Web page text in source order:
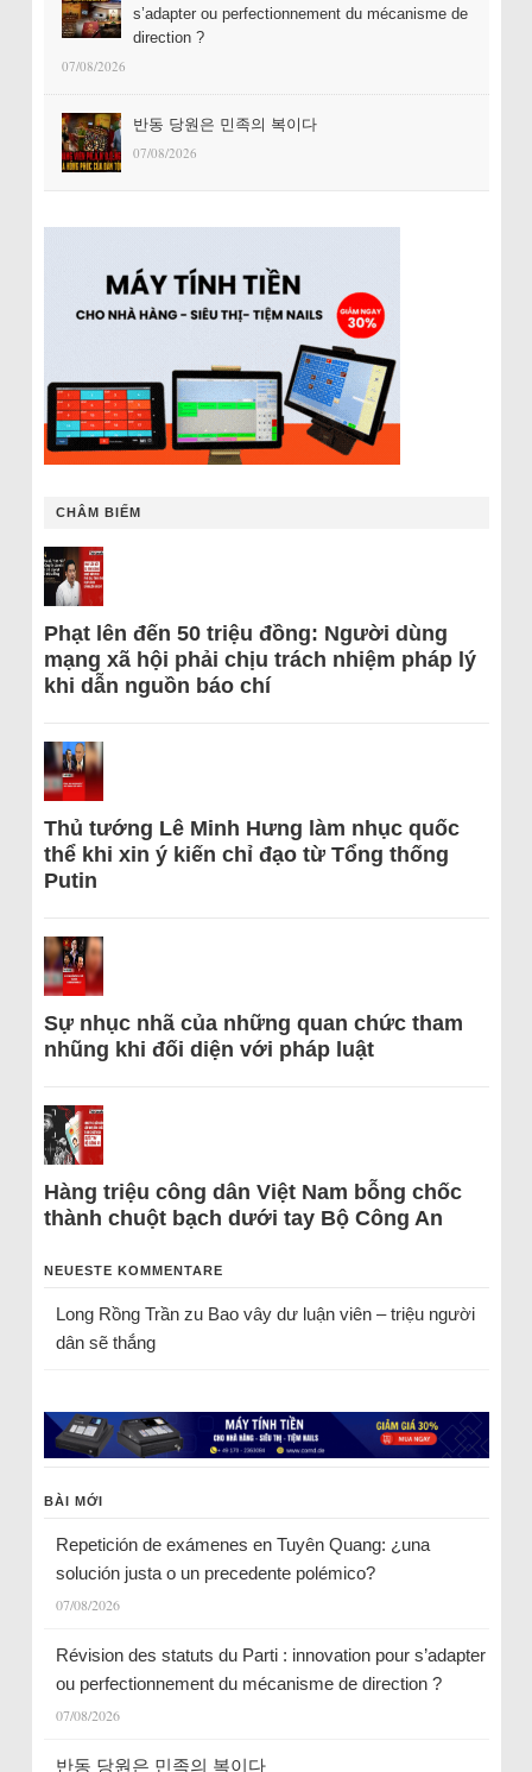
s’adapter ou perfectionnement du mécanisme de
direction ?
07/08/2026
반동 당원은 민족의 복이다
07/08/2026
CHÂM BIẾM
Phạt lên đến 50 triệu đồng: Người dùng
mạng xã hội phải chịu trách nhiệm pháp lý
khi dẫn nguồn báo chí
Thủ tướng Lê Minh Hưng làm nhục quốc
thể khi xin ý kiến chỉ đạo từ Tổng thống
Putin
Sự nhục nhã của những quan chức tham
nhũng khi đối diện với pháp luật
Hàng triệu công dân Việt Nam bỗng chốc
thành chuột bạch dưới tay Bộ Công An
NEUESTE KOMMENTARE
Long Rồng Trầnzu Bao vây dư luận viên – triệu người
dân sẽ thắng
BÀI MỚI
Repetición de exámenes en Tuyên Quang: ¿una
solución justa o un precedente polémico?
07/08/2026
Révision des statuts du Parti : innovation pour s’adapter
ou perfectionnement du mécanisme de direction ?
07/08/2026
반동 당원은 민족의 복이다